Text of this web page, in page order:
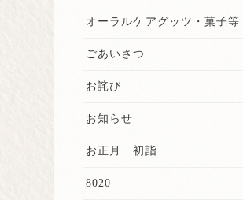
オーラルケアグッツ・菓子等
ごあいさつ
お詫び
お知らせ
お正月 初詣
8020